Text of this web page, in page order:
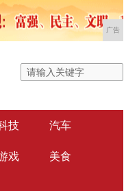
广告
技 汽车
戏 美食